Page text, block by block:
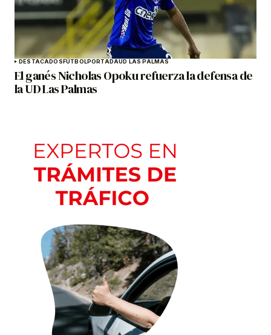
DESTACADOSFÚTBOLPORTADAUD LAS PALMAS
El ganés Nicholas Opoku refuerza la defensa de
la UD Las Palmas